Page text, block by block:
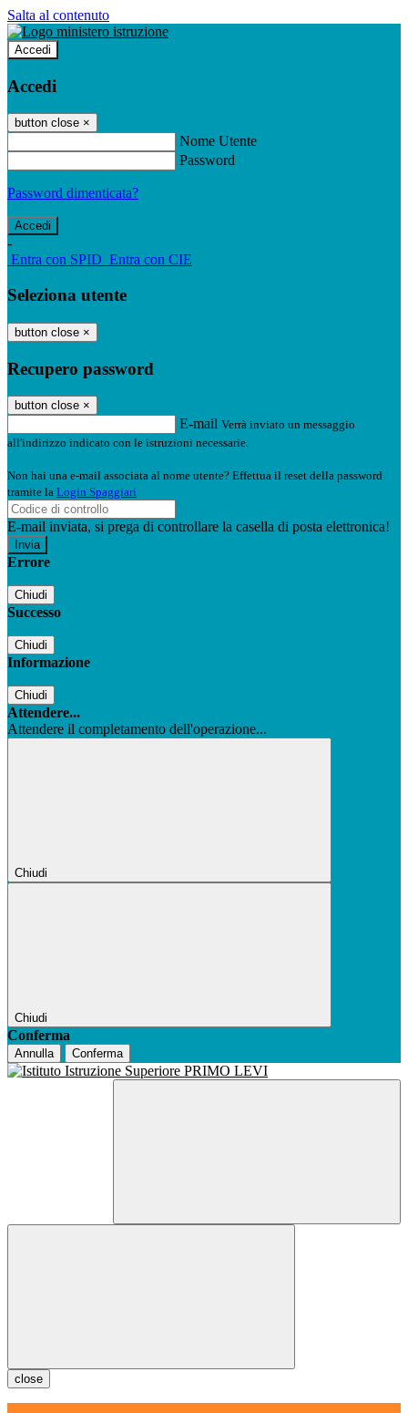
Salta al contenuto
Accedi
Accedi
button close ×
Nome Utente
Password
Password dimenticata?
-
Entra con SPID Entra con CIE
Seleziona utente
button close ×
Recupero password
button close ×
E-mail Verrà inviato un messaggio
all'indirizzo indicato con le istruzioni necessarie.
Non hai una e-mail associata al nome utente? Effettua il reset della password
tramite la Login Spaggiari
E-mail inviata, si prega di controllare la casella di posta elettronica!
Errore
Chiudi
Successo
Chiudi
Informazione
Chiudi
Attendere...
Attendere il completamento dell'operazione...
Chiudi
Chiudi
Conferma
Annulla Conferma
close